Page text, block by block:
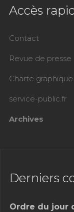
Accès
Contact
Revue de presse
Charte graphique
service-public.fr
Archives
Derniers
Ordre du jour